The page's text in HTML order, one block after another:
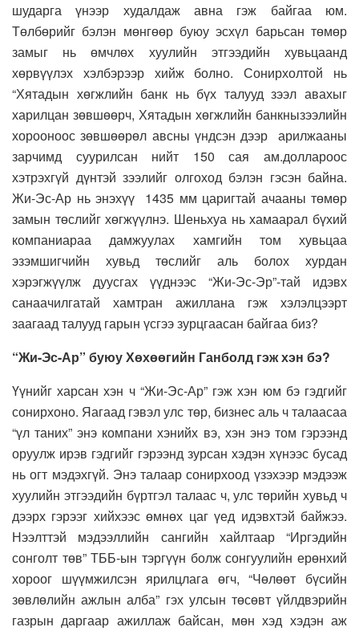
шударга үнээр худалдаж авна гэж байгаа юм.
Төлбөрийг бэлэн мөнгөөр буюу эсхүл барьсан төмөр
замыг нь өмчлөх хуулийн этгээдийн хувьцаанд
хөрвүүлэх хэлбэрээр хийж болно. Сонирхолтой нь
“Хятадын хөгжлийн банк нь бүх талууд зээл авахыг
харилцан зөвшөөрч, Хятадын хөгжлийн банкнызээлийн
хорооноос зөвшөөрөл авсны үндсэн дээр арилжааны
зарчимд суурилсан нийт 150 сая ам.доллароос
хэтрэхгүй дүнтэй зээлийг олгоход бэлэн гэсэн байна.
Жи-Эс-Ар нь энэхүү 1435 мм царигтай ачааны төмөр
замын төслийг хөгжүүлнэ. Шеньхуа нь хамаарал бүхий
компаниараа дамжуулах хамгийн том хувьцаа
эзэмшигчийн хувьд төслийг аль болох хурдан
хэрэгжүүлж дуусгах үүднээс “Жи-Эс-Эр”-тай идэвх
санаачилгатай хамтран ажиллана гэж хэлэлцээрт
заагаад талууд гарын үсгээ зурцгаасан байгаа биз?
“Жи-Эс-Ар” буюу Хөхөөгийн Ганболд гэж хэн бэ?
Үүнийг харсан хэн ч “Жи-Эс-Ар” гэж хэн юм бэ гэдгийг
сонирхоно. Яагаад гэвэл улс төр, бизнес аль ч талаасаа
“үл таних” энэ компани хэнийх вэ, хэн энэ том гэрээнд
оруулж ирэв гэдгийг гэрээнд зурсан хэдэн хүнээс бусад
нь огт мэдэхгүй. Энэ талаар сонирхоод үзэхээр мэдээж
хуулийн этгээдийн бүртгэл талаас ч, улс төрийн хувьд ч
дээрх гэрээг хийхээс өмнөх цаг үед идэвхтэй байжээ.
Нээлттэй мэдээллийн сангийн хайлтаар “Иргэдийн
сонголт төв” ТББ-ын тэргүүн болж сонгуулийн ерөнхий
хороог шүүмжилсэн ярилцлага өгч, “Чөлөөт бүсийн
зөвлөлийн ажлын алба” гэх улсын төсөвт үйлдвэрийн
газрын даргаар ажиллаж байсан, мөн хэд хэдэн аж